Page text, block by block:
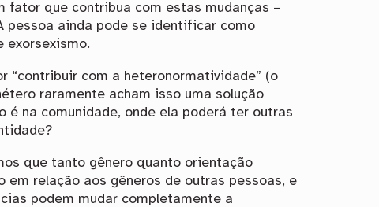
fator que contribua com estas mudanças –
pessoa ainda pode se identificar como
exorsexismo.
“contribuir com a heteronormatividade” (o
raramente acham isso uma solução
na comunidade, onde ela poderá ter outras
que tanto gênero quanto orientação
em relação aos gêneros de outras pessoas, e
podem mudar completamente a